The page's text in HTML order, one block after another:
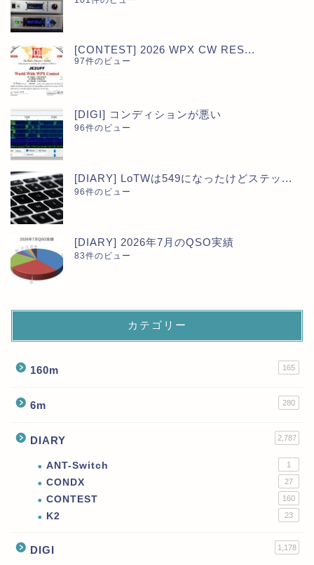
[CONTEST] 2026 WPX CW RES...
97件のビュー
[DIGI] コンディションが悪い
96件のビュー
[DIARY] LoTWは549になったけどステッ...
96件のビュー
[DIARY] 2026年7月のQSO実績
83件のビュー
カテゴリー
160m 165
6m 280
DIARY 2,787
ANT-Switch 1
CONDX 27
CONTEST 160
K2 23
DIGI 1,178